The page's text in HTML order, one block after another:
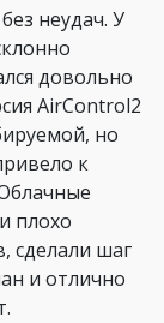
неудач. У
довольно
AirControl2
но
к
плохо
сделали шаг
и отлично